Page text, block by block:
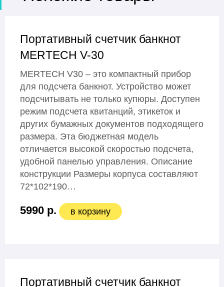
Портативный счетчик банкнот
MERTECH V-30
MERTECH V30 – это компактный прибор
для подсчета банкнот. Устройство может
подсчитывать не только купюры. Доступен
режим подсчета квитанций, этикеток и
других бумажных документов подходящего
размера. Эта бюджетная модель
отличается высокой скоростью подсчета,
удобной панелью управления. Описание
конструкции Размеры корпуса составляют
72*102*190…
5990 р. в корзину
Портативный счетчик банкнот